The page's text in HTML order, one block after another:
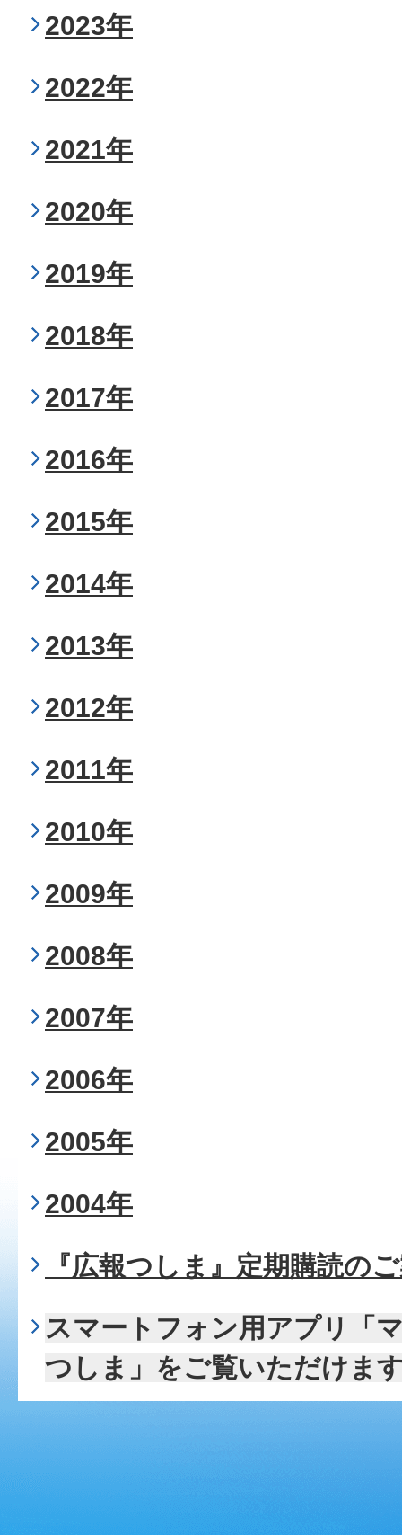
2023年
2022年
2021年
2020年
2019年
2018年
2017年
2016年
2015年
2014年
2013年
2012年
2011年
2010年
2009年
2008年
2007年
2006年
2005年
2004年
『広報つしま』定期購読の
スマートフォン用アプリ「
つしま」をご覧いただけま